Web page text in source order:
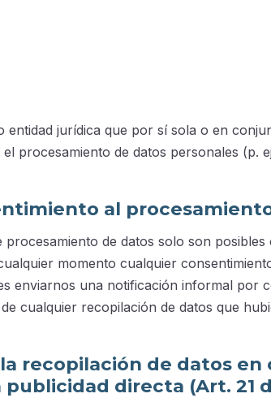
jurídica que por sí sola o en
procesamiento de datos personales (p.
al
procesamiento de datos solo son
momento cualquier
enviarnos una notificación informal por
cualquier recopilación de datos que
recopilación de datos en
directa (Art. 21